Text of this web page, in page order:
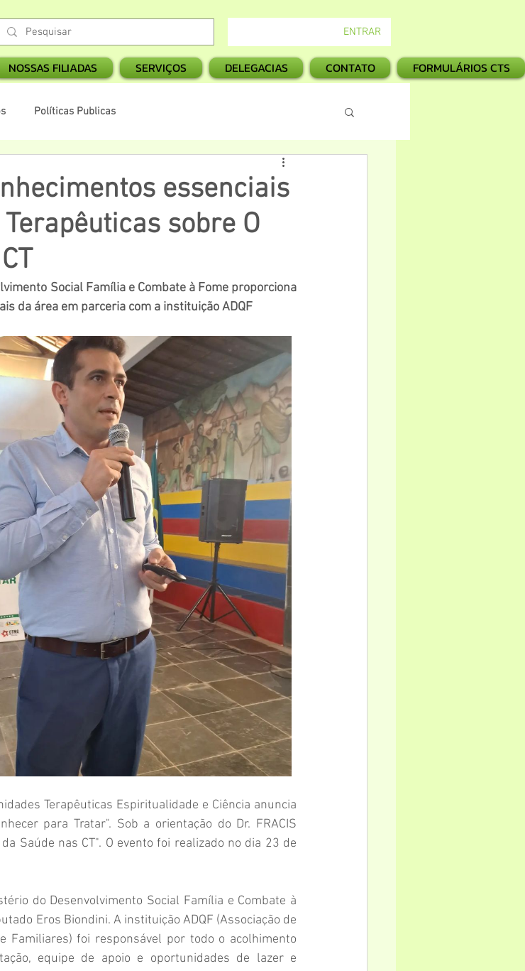
ENTRAR
NOSSAS FILIADAS SERVIÇOS DELEGACIAS CONTATO FORMULÁRIOS CTS
Políticas Publicas
essenciais
sobre O
Social Família e Combate à Fome proporciona
da área em parceria com a instituição ADQF
Terapêuticas Espiritualidade e Ciência anuncia
para Tratar". Sob a orientação do Dr. FRACIS
Saúde nas CT". O evento foi realizado no dia 23 de
do Desenvolvimento Social Família e Combate à
Eros Biondini. A instituição ADQF (Associação de
Familiares) foi responsável por todo o acolhimento
equipe de apoio e oportunidades de lazer e